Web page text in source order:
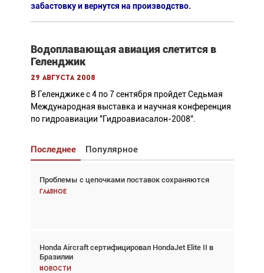
забастовку и вернутся на производство.
Водоплавающая авиация слетится в
Геленджик
29 августа 2008
В Геленджике с 4 по 7 сентября пройдет Седьмая
Международная выставка и научная конференция
по гидроавиации "Гидроавиасалон-2008".
Последнее Популярное
Проблемы с цепочками поставок сохраняются
Главное
Honda Aircraft сертифицировал HondaJet Elite II в
Бразилии
Новости
Взгляд с высоты: тандем вертолётов и БПЛА в
спасательных операциях
Авиационный фотограф Дэйв Кох: «Фотография
говорит сама за себя... а ИИ всё портит»
Новости